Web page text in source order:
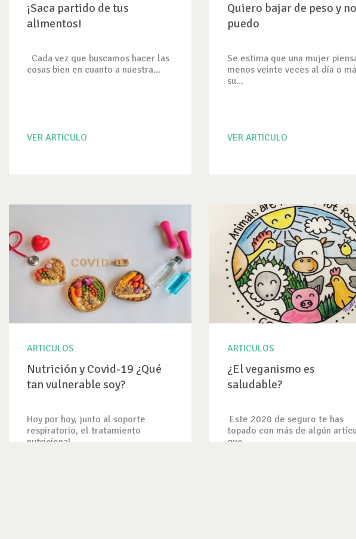
¡Saca partido de tus
alimentos!
Cada vez que buscamos hacer las
cosas bien en cuanto a nuestra...
VER ARTICULO
Quiero bajar de peso y no
puedo
Se estima que una mujer
menos veinte veces al día o
su...
VER ARTICULO
ARTICULOS
Nutrición y Covid-19 ¿Qué
tan vulnerable soy?
Hoy por hoy, junto al soporte
respiratorio, el tratamiento
nutricional...
ARTICULOS
¿El veganismo es
saludable?
Este 2020 de seguro te has
topado con más de algún
que...